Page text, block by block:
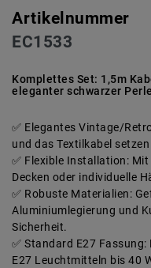
Artikelnummer
EC1533
Komplettes Set: 1,5m
eleganter schwarzer Perle
Elegantes Vintage/
und das Textilkabel
Flexible Installation:
Decken oder individuelle
Robuste Materialien:
Aluminiumlegierung und
Sicherheit.
Standard E27
E27 Leuchtmitteln bis 40